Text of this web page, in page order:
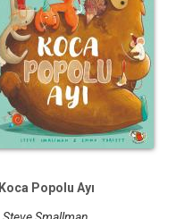
Koca Popolu Ayı